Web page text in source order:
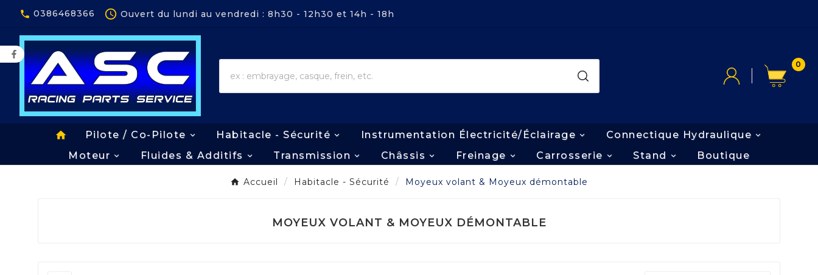
 0386468366  Ouvert du lundi au vendredi : 8h30 - 12h30 et 14h - 18h
0
home Pilote / Co-Pilote Habitacle - Sécurité Instrumentation Électricité/éclairage
Connectique Hydraulique
Moteur
Fluides & Additifs Transmission Châssis Freinage Carrosserie Stand Boutique
Accueil Habitacle - Sécurité Moyeux volant & Moyeux démontable
MOYEUX VOLANT & MOYEUX DÉMONTABLE
Panneau de gestion des cookies